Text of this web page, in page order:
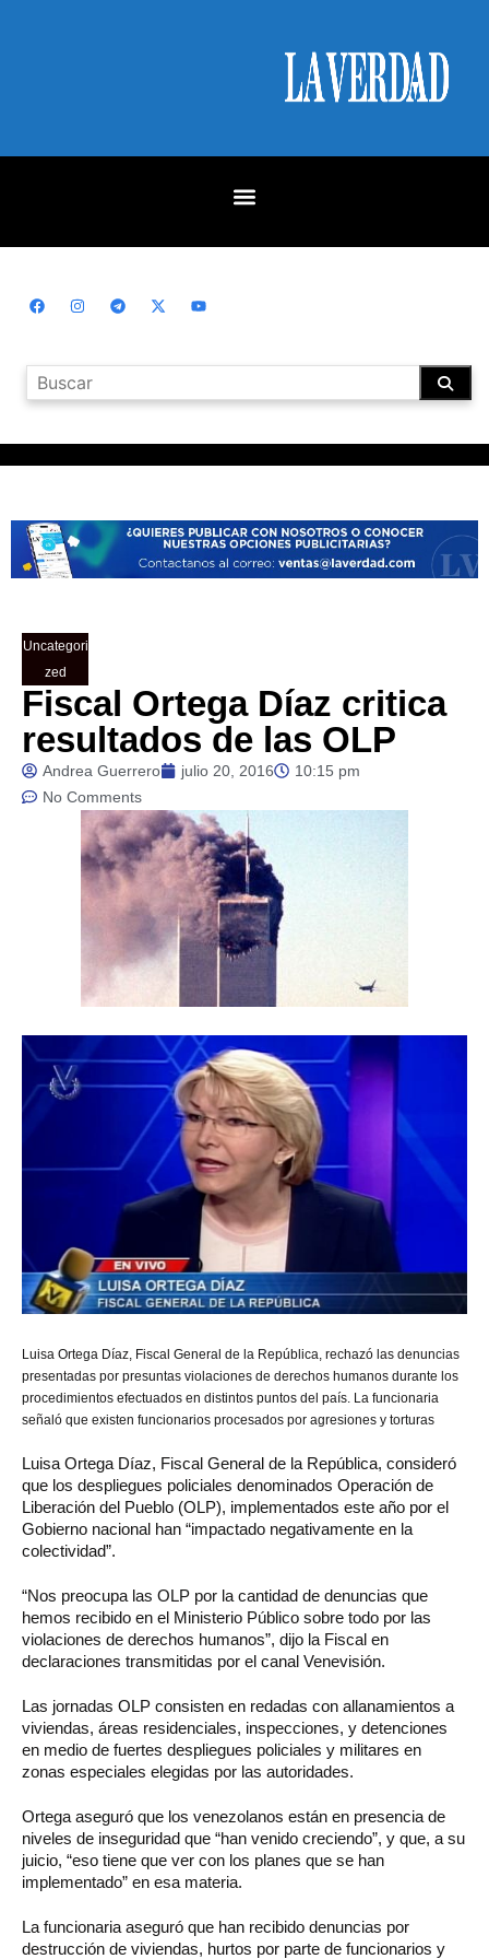
Uncategori
zed
Fiscal Ortega Díaz critica
resultados de las OLP
Andrea Guerrero julio 20, 2016
10:15 pm
No Comments
Luisa Ortega Díaz, Fiscal General de la República, rechazó las denuncias
presentadas por presuntas violaciones de derechos humanos durante los
procedimientos efectuados en distintos puntos del país. La funcionaria
señaló que existen funcionarios procesados por agresiones y torturas
Luisa Ortega Díaz, Fiscal General de la República, consideró
que los despliegues policiales denominados Operación de
Liberación del Pueblo (OLP), implementados este año por el
Gobierno nacional han “impactado negativamente en la
colectividad”.
“Nos preocupa las OLP por la cantidad de denuncias que
hemos recibido en el Ministerio Público sobre todo por las
violaciones de derechos humanos”, dijo la Fiscal en
declaraciones transmitidas por el canal Venevisión.
Las jornadas OLP consisten en redadas con allanamientos a
viviendas, áreas residenciales, inspecciones, y detenciones
en medio de fuertes despliegues policiales y militares en
zonas especiales elegidas por las autoridades.
Ortega aseguró que los venezolanos están en presencia de
niveles de inseguridad que “han venido creciendo”, y que, a su
juicio, “eso tiene que ver con los planes que se han
implementado” en esa materia.
La funcionaria aseguró que han recibido denuncias por
destrucción de viviendas, hurtos por parte de funcionarios y